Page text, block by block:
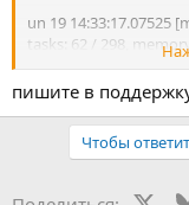
un 19 14:33:17.07525
tasks: 62 / 298,
Jun 19
Jun 19
Jun 19 14:37:12.91707
EV: error in callback
Broken pipe at Coro/
Broken pipe at Coro/
пишите в
Чтобы